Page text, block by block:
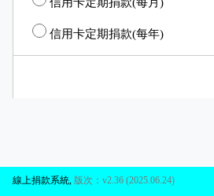
信用卡定期捐款(每月)
信用卡定期捐款(每年)
線上捐款系統 版次：v2.36 (2025.06.24)